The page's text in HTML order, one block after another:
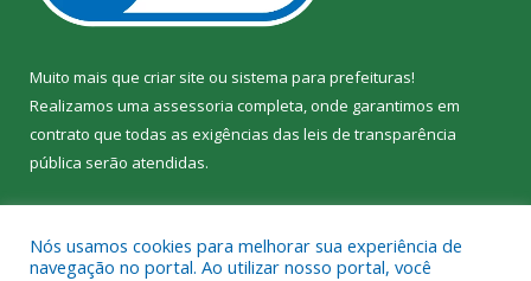
Muito mais que criar site ou sistema para prefeituras!
Realizamos uma assessoria completa, onde garantimos em
contrato que todas as exigências das leis de transparência
pública serão atendidas.
Nós usamos cookies para melhorar sua experiência de
navegação no portal. Ao utilizar nosso portal, você